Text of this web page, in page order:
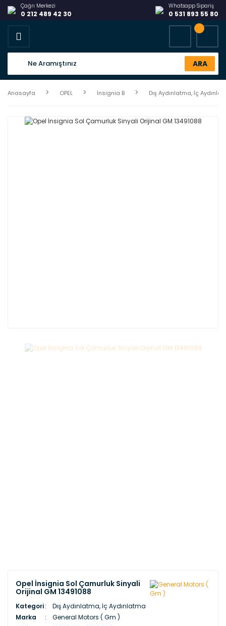
Çağrı Merkezi
0 212 489 42 30
Whatsapp Sipariş
0 531 893 55 80
ARA
Anasayfa OPEL İnsignia B Dış Aydınlatma, İç
Opel İnsignia Sol Çamurluk Sinyali
Orijinal GM 13491088
Kategori
Dış Aydınlatma, İç Aydınlatma
Marka
General Motors ( Gm )